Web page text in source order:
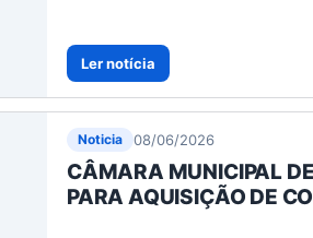
Ler notícia
Noticia 08/06/2026
CÂMARA MUNICIPAL
PARA AQUISIÇÃO DE